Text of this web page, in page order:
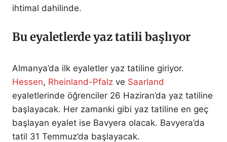
ihtimal dahilinde.
Bu eyaletlerde yaz tatili başlıyor
Almanya’da ilk eyaletler yaz tatiline giriyor.
Hessen, Rheinland-Pfalz ve Saarland
eyaletlerinde öğrenciler 26 Haziran’da yaz tatiline
başlayacak. Her zamanki gibi yaz tatiline en geç
başlayan eyalet ise Bavyera olacak. Bavyera’da
tatil 31 Temmuz’da başlayacak.